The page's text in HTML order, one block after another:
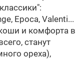
Epoca, Valenti...
и комфорта в
станут
ореха),